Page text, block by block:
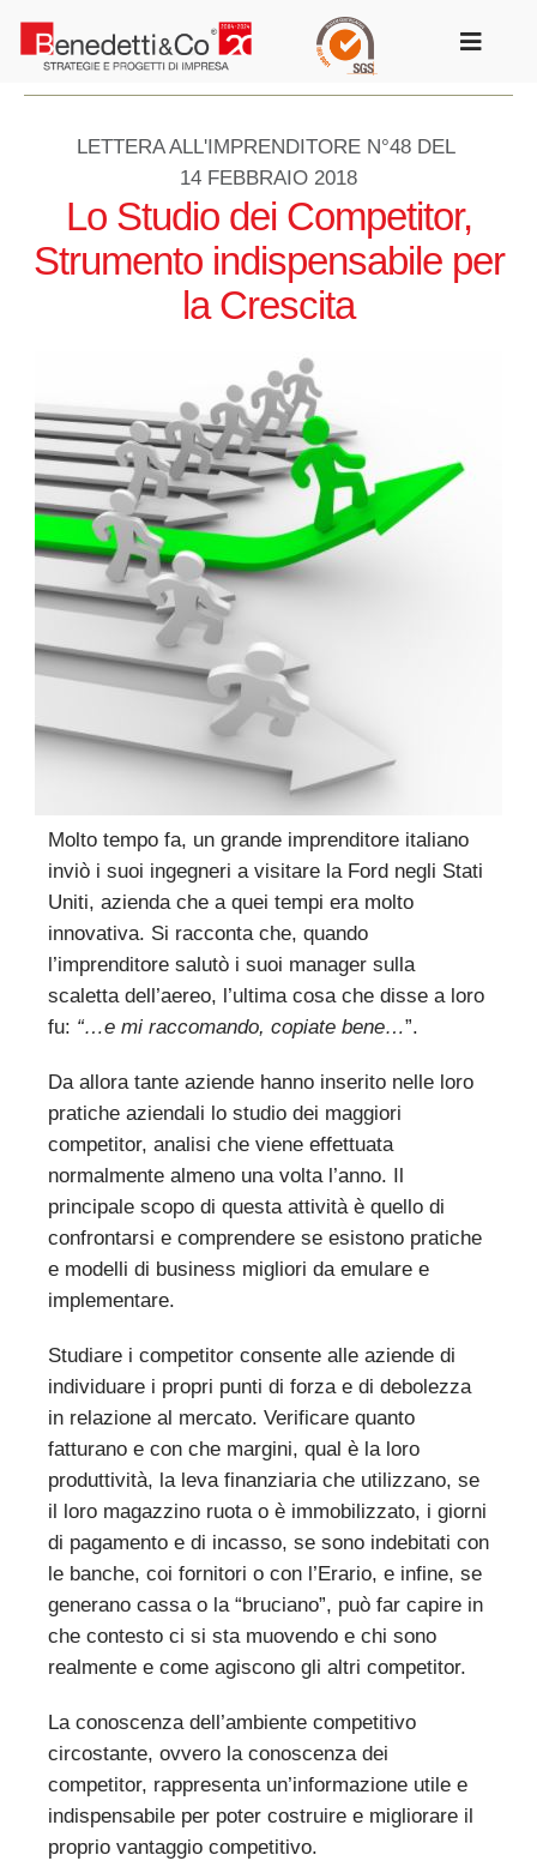
contenuto
Toggle
LETTERA ALL'IMPRENDITORE N°48 DEL
14 FEBBRAIO 2018
Lo Studio dei Competitor,
Strumento indispensabile per
la Crescita
Molto tempo fa, un grande imprenditore italiano
inviò i suoi ingegneri a visitare la Ford negli Stati
Uniti, azienda che a quei tempi era molto
innovativa. Si racconta che, quando
l’imprenditore salutò i suoi manager sulla
scaletta dell’aereo, l’ultima cosa che disse a loro
fu: “…e mi raccomando, copiate bene…”.
Da allora tante aziende hanno inserito nelle loro
pratiche aziendali lo studio dei maggiori
competitor, analisi che viene effettuata
normalmente almeno una volta l’anno. Il
principale scopo di questa attività è quello di
confrontarsi e comprendere se esistono pratiche
e modelli di business migliori da emulare e
implementare.
Studiare i competitor consente alle aziende di
individuare i propri punti di forza e di debolezza
in relazione al mercato. Verificare quanto
fatturano e con che margini, qual è la loro
produttività, la leva finanziaria che utilizzano, se
il loro magazzino ruota o è immobilizzato, i giorni
di pagamento e di incasso, se sono indebitati con
le banche, coi fornitori o con l’Erario, e infine, se
generano cassa o la “bruciano”, può far capire in
che contesto ci si sta muovendo e chi sono
realmente e come agiscono gli altri competitor.
La conoscenza dell’ambiente competitivo
circostante, ovvero la conoscenza dei
competitor, rappresenta un’informazione utile e
indispensabile per poter costruire e migliorare il
proprio vantaggio competitivo.